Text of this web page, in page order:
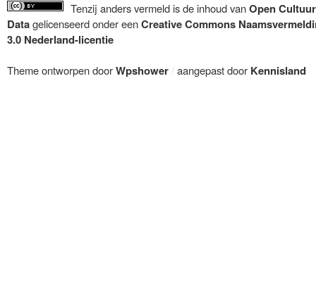
Tenzij anders vermeld is de inhoud vanOpen Cultuur
Datagelicenseerd onder eenCreative Commons
3.0 Nederland-licentie
Theme ontworpen doorWpshower /aangepast door Kennisland